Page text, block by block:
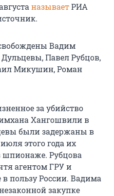
называетРИА
Вадим
Павел Рубцов,
Микушин, Роман
за убийство
Хангошвили в
были задержаны в
этого года их
Рубцова
агентом ГРУ и
пользу России. Вадима
закупке